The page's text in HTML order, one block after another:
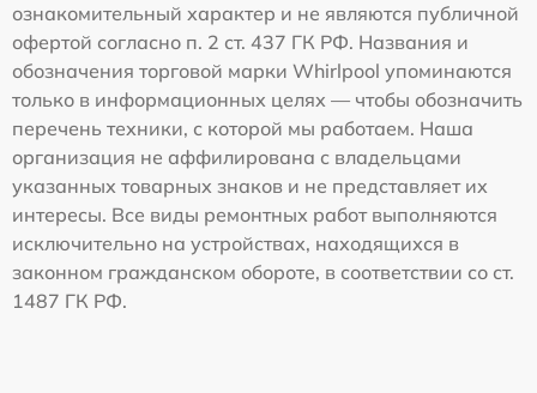
ознакомительный характер и не являются публичной
офертой согласно п. 2 ст. 437 ГК РФ. Названия и
обозначения торговой марки Whirlpool упоминаются
только в информационных целях — чтобы обозначить
перечень техники, с которой мы работаем. Наша
организация не аффилирована с владельцами
указанных товарных знаков и не представляет их
интересы. Все виды ремонтных работ выполняются
исключительно на устройствах, находящихся в
законном гражданском обороте, в соответствии со ст.
1487 ГК РФ.